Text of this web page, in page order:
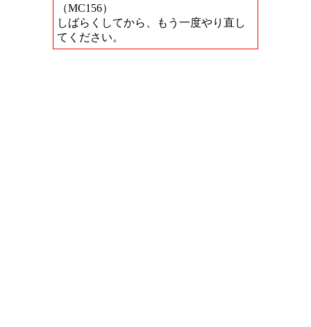
（MC156）
しばらくしてから、もう一度やり直し
てください。